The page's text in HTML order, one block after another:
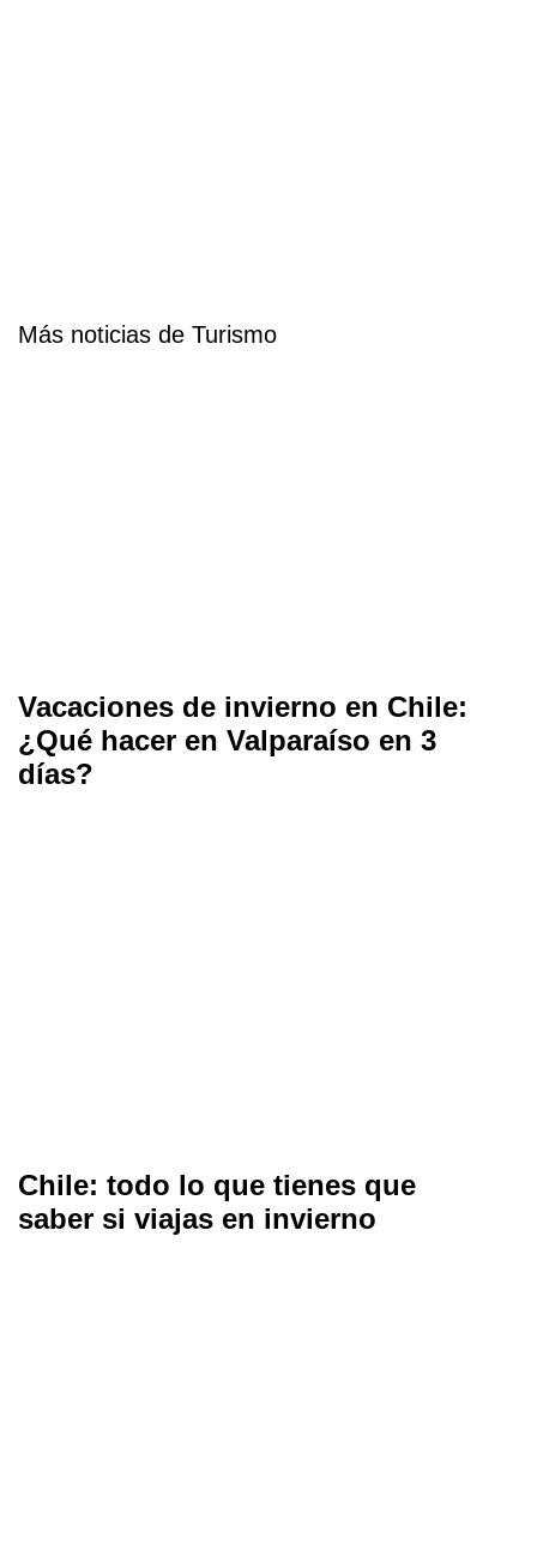
Más noticias de Turismo
Vacaciones de invierno en Chile:
¿Qué hacer en Valparaíso en 3
días?
Chile: todo lo que tienes que
saber si viajas en invierno